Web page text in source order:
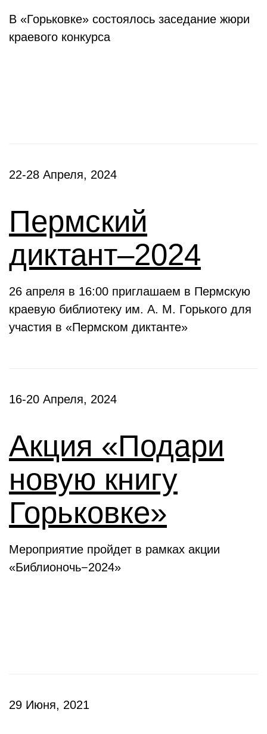
В «Горьковке» состоялось заседание жюри
краевого конкурса
22-28 Апреля, 2024
Пермский
диктант–2024
26 апреля в 16:00 приглашаем в Пермскую
краевую библиотеку им. А. М. Горького для
участия в «Пермском диктанте»
16-20 Апреля, 2024
Акция «Подари
новую книгу
Горьковке»
Мероприятие пройдет в рамках акции
«Библионочь−2024»
29 Июня, 2021